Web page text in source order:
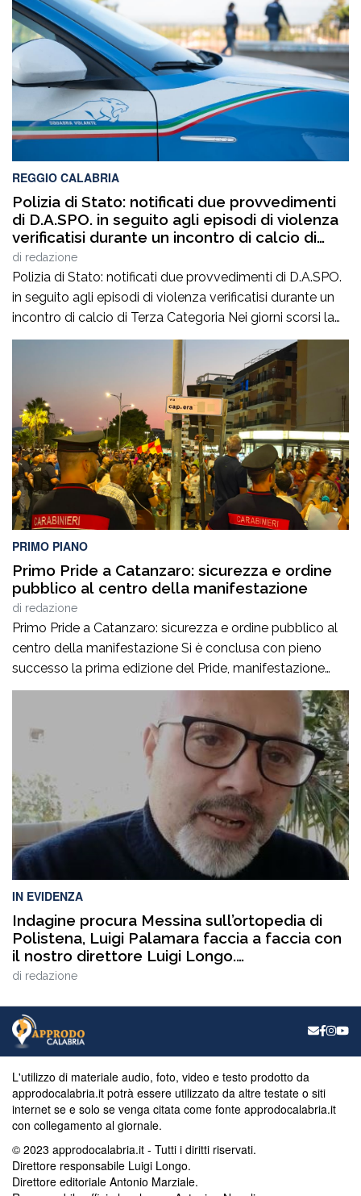
REGGIO CALABRIA
Polizia di Stato: notificati due provvedimenti
di D.A.SPO. in seguito agli episodi di violenza
verificatisi durante un incontro di calcio di
Terza Categoria
di redazione
Polizia di Stato: notificati due provvedimenti di D.A.SPO.
in seguito agli episodi di violenza verificatisi durante un
incontro di calcio di Terza Categoria Nei giorni scorsi la
Polizia di Stato ha notificato due provvedimenti di
Divieto di Accesso alle Manifestazioni Sportive
(D.A.SPO.), emessi dalla Questura di Reggio Calabria alla
fine del mese di luglio, nei […]
PRIMO PIANO
Primo Pride a Catanzaro: sicurezza e ordine
pubblico al centro della manifestazione
di redazione
Primo Pride a Catanzaro: sicurezza e ordine pubblico al
centro della manifestazione Si è conclusa con pieno
successo la prima edizione del Pride, manifestazione
accompagnata da un ricco programma di eventi
collaterali, tra cui AperiPride, presentazioni di libri, incontri
culturali, dibattiti, talk e momenti di confronto ospitati a
Catanzaro, con interventi e riflessioni dedicati ai […]
IN EVIDENZA
Indagine procura Messina sull’ortopedia di
Polistena, Luigi Palamara faccia a faccia con
il nostro direttore Luigi Longo.
VIDEOINTERVISTA
di redazione
L'utilizzo di materiale audio, foto, video e testo prodotto da
approdocalabria.it potrà essere utilizzato da altre testate o siti
internet se e solo se venga citata come fonte approdocalabria.it
con collegamento al giornale.
© 2023 approdocalabria.it - Tutti i diritti riservati.
Direttore responsabile Luigi Longo.
Direttore editoriale Antonio Marziale.